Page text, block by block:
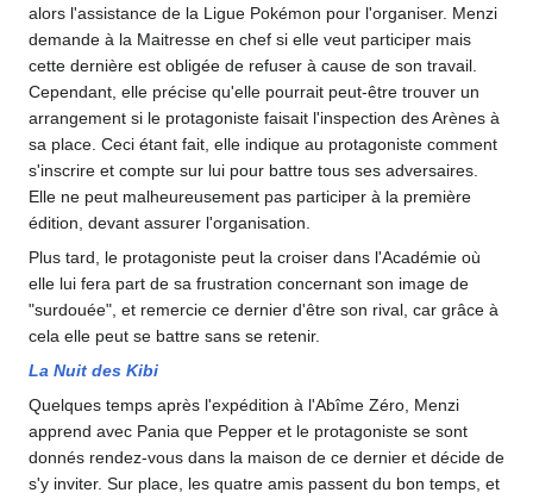
alors l'assistance de la Ligue Pokémon pour l'organiser. Menzi
demande à la Maitresse en chef si elle veut participer mais
cette dernière est obligée de refuser à cause de son travail.
Cependant, elle précise qu'elle pourrait peut-être trouver un
arrangement si le protagoniste faisait l'inspection des Arènes à
sa place. Ceci étant fait, elle indique au protagoniste comment
s'inscrire et compte sur lui pour battre tous ses adversaires.
Elle ne peut malheureusement pas participer à la première
édition, devant assurer l'organisation.
Plus tard, le protagoniste peut la croiser dans l'Académie où
elle lui fera part de sa frustration concernant son image de
"surdouée", et remercie ce dernier d'être son rival, car grâce à
cela elle peut se battre sans se retenir.
La Nuit des Kibi
Quelques temps après l'expédition à l'Abîme Zéro, Menzi
apprend avec Pania que Pepper et le protagoniste se sont
donnés rendez-vous dans la maison de ce dernier et décide de
s'y inviter. Sur place, les quatre amis passent du bon temps, et